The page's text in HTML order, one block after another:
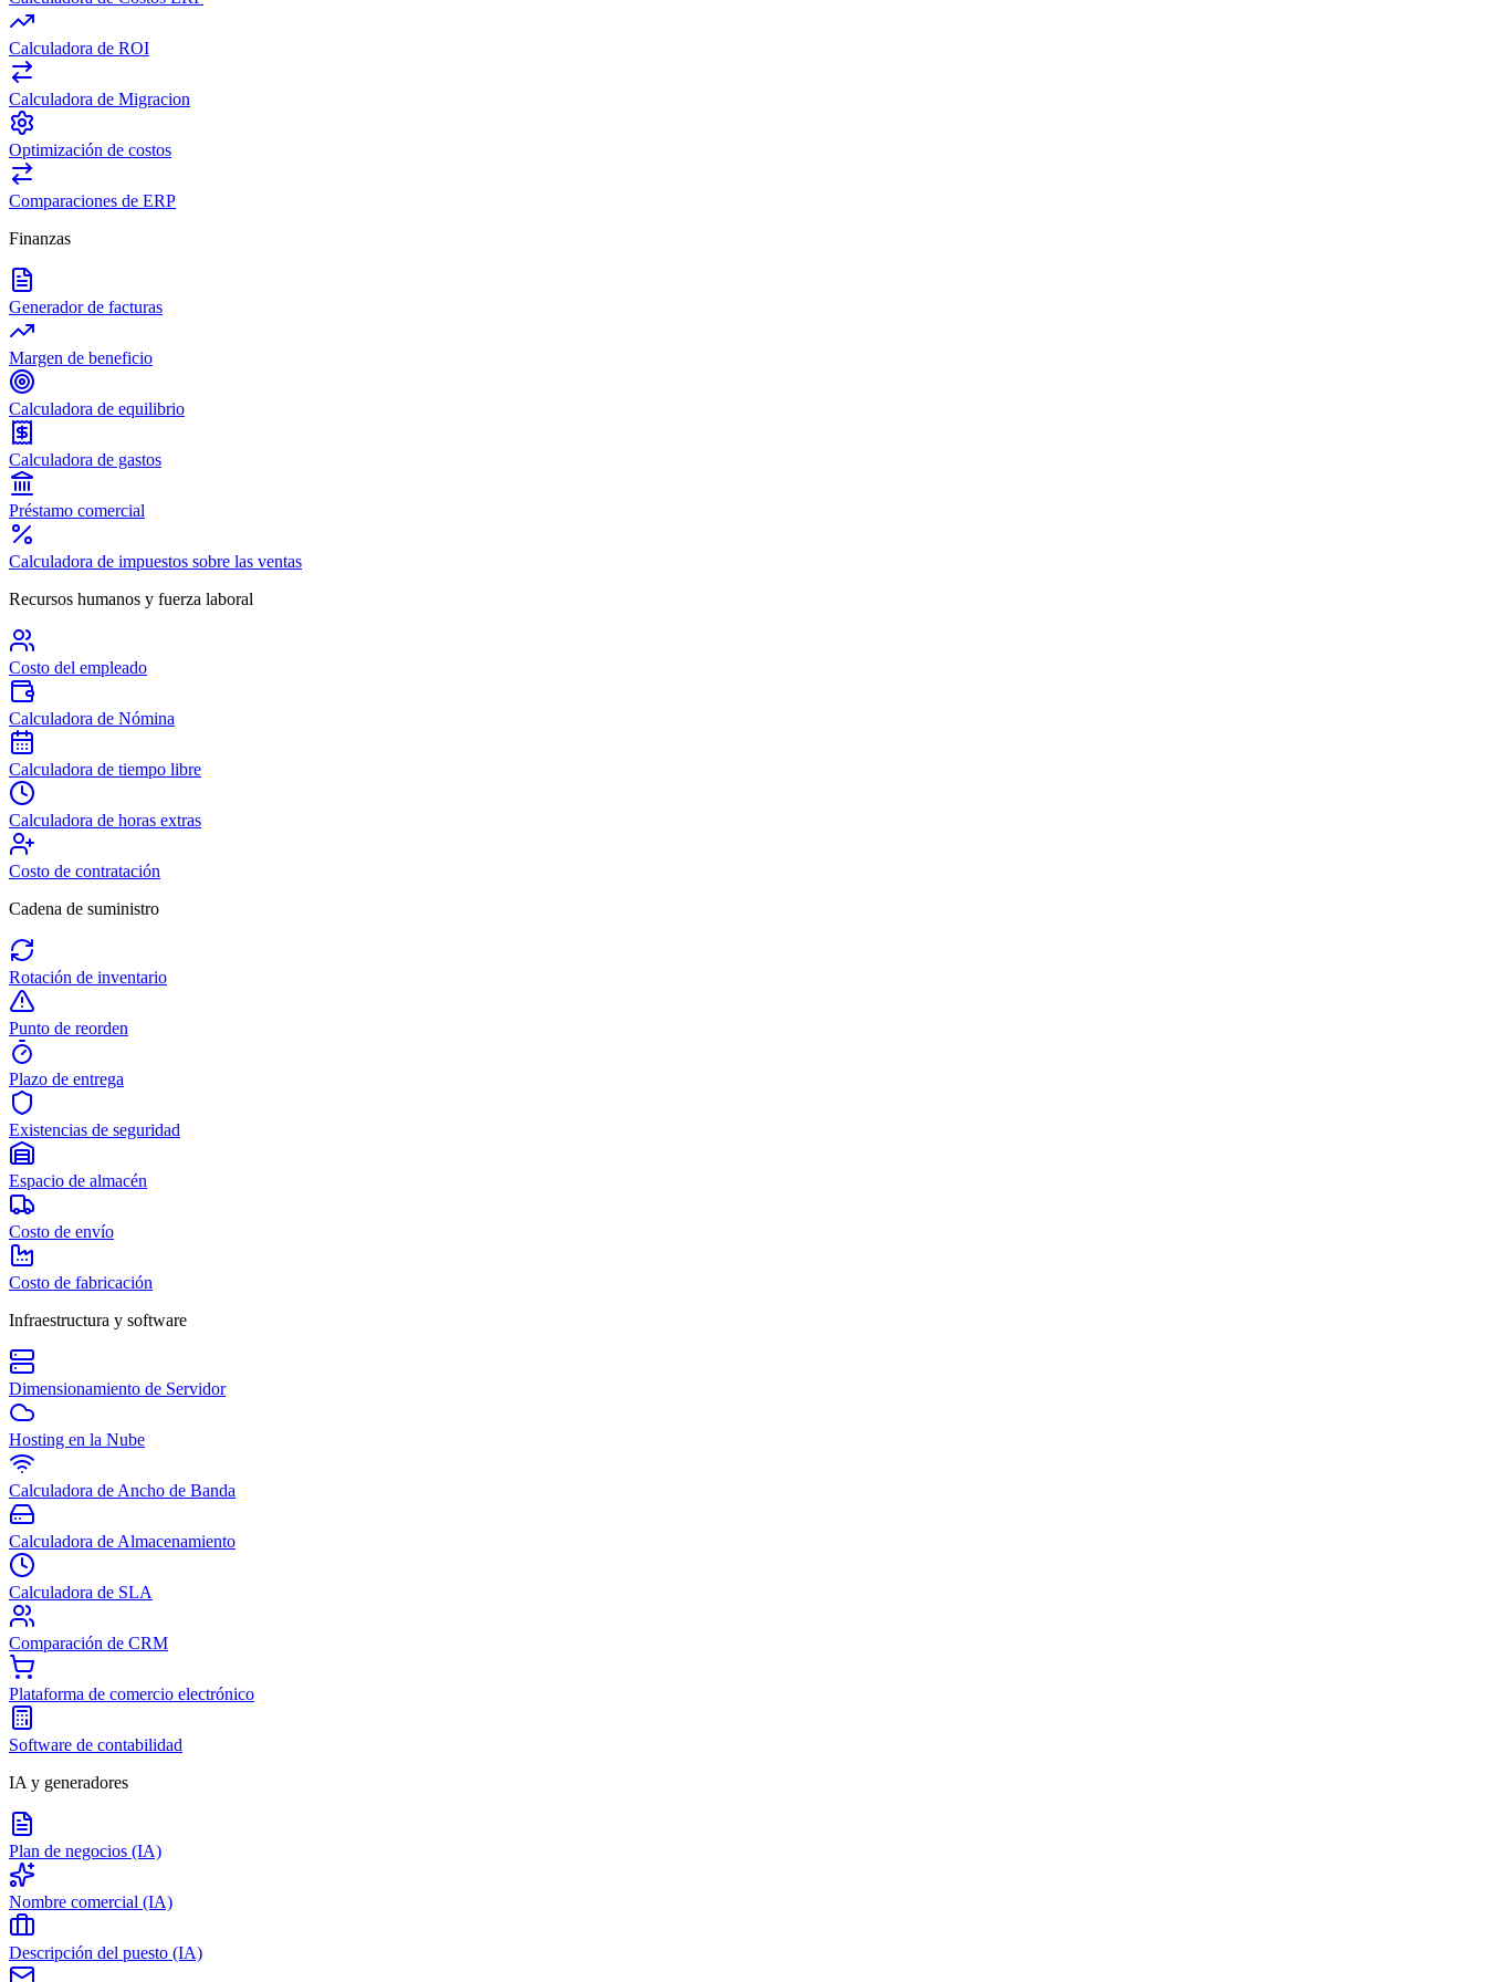
Calculadora de ROI
Calculadora de Migracion
Optimización de costos
Comparaciones de ERP
Finanzas
Generador de facturas
Margen de beneficio
Calculadora de equilibrio
Calculadora de gastos
Préstamo comercial
Calculadora de impuestos sobre las ventas
Recursos humanos y fuerza laboral
Costo del empleado
Calculadora de Nómina
Calculadora de tiempo libre
Calculadora de horas extras
Costo de contratación
Cadena de suministro
Rotación de inventario
Punto de reorden
Plazo de entrega
Existencias de seguridad
Espacio de almacén
Costo de envío
Costo de fabricación
Infraestructura y software
Dimensionamiento de Servidor
Hosting en la Nube
Calculadora de Ancho de Banda
Calculadora de Almacenamiento
Calculadora de SLA
Comparación de CRM
Plataforma de comercio electrónico
Software de contabilidad
IA y generadores
Plan de negocios (IA)
Nombre comercial (IA)
Descripción del puesto (IA)